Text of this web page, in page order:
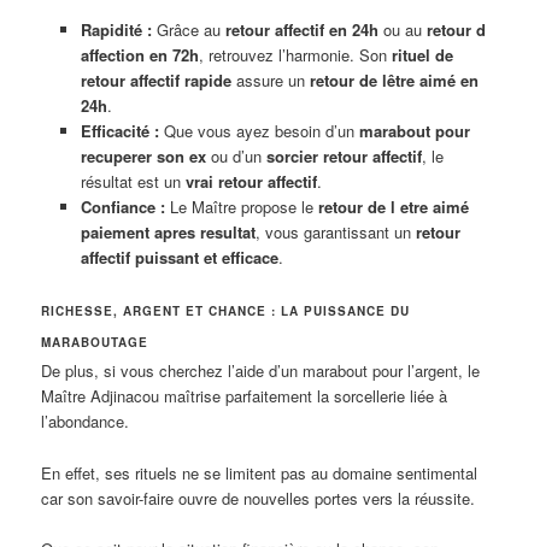
Rapidité :Grâce au retour affectif en 24h ou au retour d
affection en 72h, retrouvez l’harmonie. Son rituel de
retour affectif rapideassure un retour de lêtre aimé en
24h.
Efficacité :Que vous ayez besoin d’un marabout pour
recuperer son exou d’un sorcier retour affectif, le
résultat est un vrai retour affectif.
Confiance :Le Maître propose le retour de l etre aimé
paiement apres resultat, vous garantissant un retour
affectif puissant et efficace.
RICHESSE, ARGENT ET CHANCE : LA PUISSANCE DU
MARABOUTAGE
De plus, si vous cherchez l’aide d’un marabout pour l’argent, le
Maître Adjinacou maîtrise parfaitement la sorcellerie liée à
l’abondance.
En effet, ses rituels ne se limitent pas au domaine sentimental
car son savoir-faire ouvre de nouvelles portes vers la réussite.